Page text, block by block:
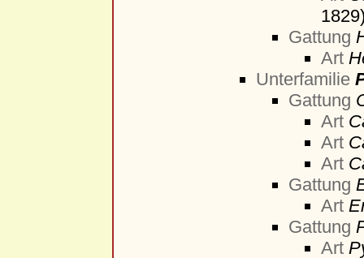
Gattung
Art
Unterfamilie
Gattung
Art
Art
Art
Gattung
Art
Gattung
Art